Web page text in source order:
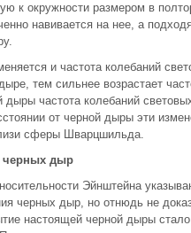
к окружности размером в
навивается на нее, а
и частота колебаний
тем сильнее возрастает
дыры частота колебаний
от черной дыры эти
сферы Шварцшильда.
черных дыр
Эйнштейна
черных дыр, но отнюдь не
настоящей черной дыры